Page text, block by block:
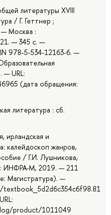
литературы XVIII
/ Г. Геттнер ;
Москва :
— 345 с. —
978-5-534-12163-6. —
— URL:
(дата обращения:
литература : сб.
ирландская и
калейдоскоп жанров,
/ Г.И. Лушникова,
ИНФРА-М, 2019. — 211
Магистратура). —
product/1011049